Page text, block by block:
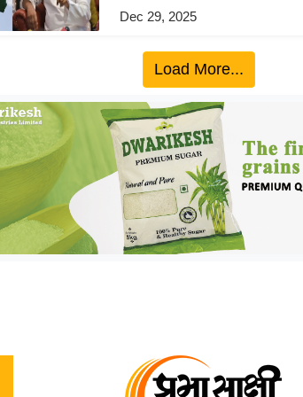
Dec 29, 2025
Load More...